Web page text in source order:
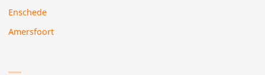
Enschede
Amersfoort